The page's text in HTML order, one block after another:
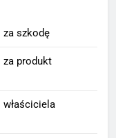
szkodę
za produkt